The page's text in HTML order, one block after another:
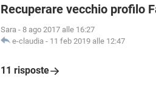
Recuperare vecchio profilo
Sara - 8 ago 2017 alle 16:27
e-claudia - 11 feb 2019 alle 12:47
11 risposte